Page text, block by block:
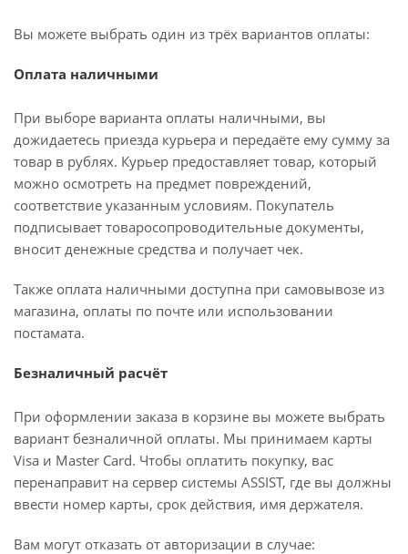
Вы можете выбрать один из трёх вариантов оплаты:
Оплата наличными
При выборе варианта оплаты наличными, вы
дожидаетесь приезда курьера и передаёте ему сумму за
товар в рублях. Курьер предоставляет товар, который
можно осмотреть на предмет повреждений,
соответствие указанным условиям. Покупатель
подписывает товаросопроводительные документы,
вносит денежные средства и получает чек.
Также оплата наличными доступна при самовывозе из
магазина, оплаты по почте или использовании
постамата.
Безналичный расчёт
При оформлении заказа в корзине вы можете выбрать
вариант безналичной оплаты. Мы принимаем карты
Visa и Master Card. Чтобы оплатить покупку, вас
перенаправит на сервер системы ASSIST, где вы должны
ввести номер карты, срок действия, имя держателя.
Вам могут отказать от авторизации в случае: